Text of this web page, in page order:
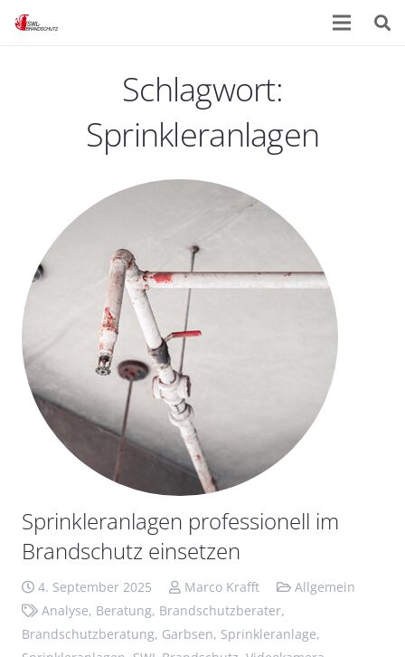
Schlagwort:
Sprinkleranlagen
Sprinkleranlagen professionell im
Brandschutz einsetzen
4. September 2025 Marco Krafft
Allgemein
Analyse, Beratung, Brandschutzberater,
Brandschutzberatung, Garbsen, Sprinkleranlage,